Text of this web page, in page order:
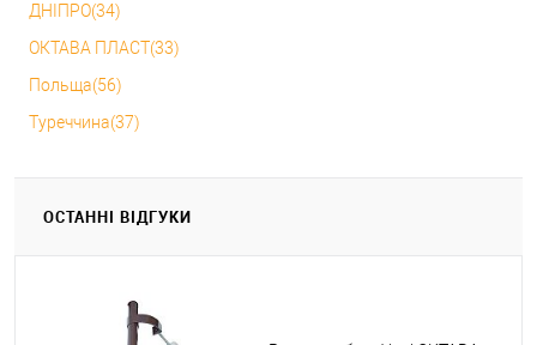
ДНІПРО(34)
ОКТАВА ПЛАСТ(33)
Польща(56)
Туреччина(37)
ОСТАННІ ВІДГУКИ